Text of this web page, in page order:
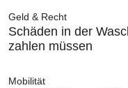
Geld & Recht
Schäden in der
zahlen müssen
Mobilität